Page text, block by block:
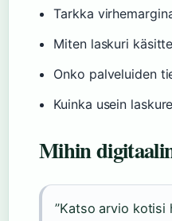
Tarkka
Miten laskuri
Onko palveluiden
Kuinka usein
Mihin
”Katso arvio kotisi